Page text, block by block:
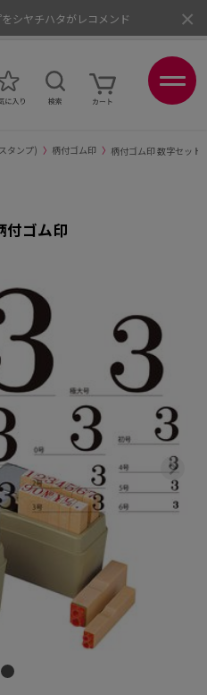
シヤチハタがレコメンド
タンプ) 〉 柄付ゴム印 〉 柄付ゴム印 数字セット
×
付ゴム印